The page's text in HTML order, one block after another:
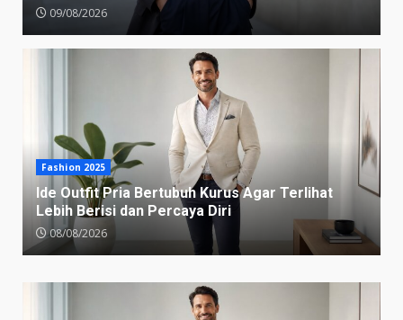
09/08/2026
Fashion 2025
Ide Outfit Pria Bertubuh Kurus Agar Terlihat
Lebih Berisi dan Percaya Diri
08/08/2026